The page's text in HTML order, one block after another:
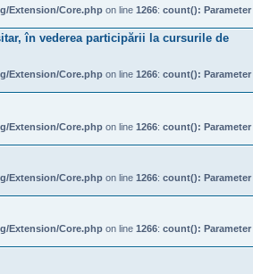
Extension/Core.php on line 1266: count(): Parameter
în vederea participării la cursurile de
Extension/Core.php on line 1266: count(): Parameter
Extension/Core.php on line 1266: count(): Parameter
Extension/Core.php on line 1266: count(): Parameter
Extension/Core.php on line 1266: count(): Parameter